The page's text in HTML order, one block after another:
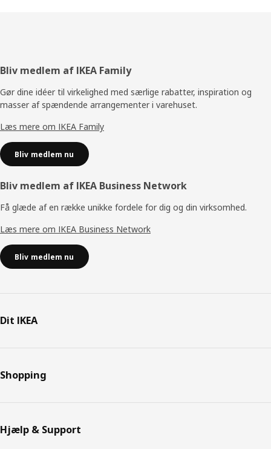
Footer
Bliv medlem af IKEA Family
Gør dine idéer til virkelighed med særlige rabatter, inspiration og
masser af spændende arrangementer i varehuset.
Læs mere om IKEA Family
Bliv medlem nu
Bliv medlem af IKEA Business Network
Få glæde af en række unikke fordele for dig og din virksomhed.
Læs mere om IKEA Business Network
Bliv medlem nu
Dit IKEA
Shopping
Hjælp & Support